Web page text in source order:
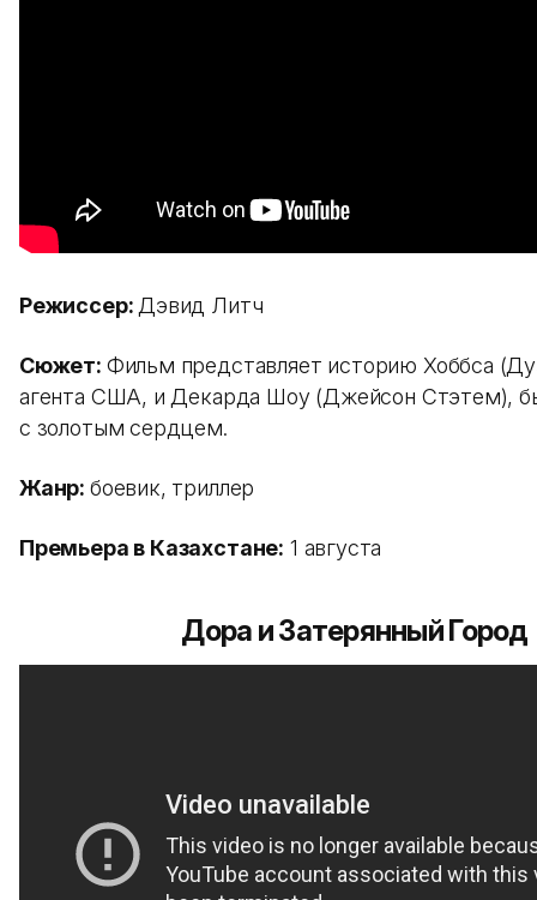
Режиссер: Дэвид Литч
Сюжет: Фильм представляет историю Хоббса
агента США, и Декарда Шоу (Джейсон Стэтем),
с золотым сердцем.
Жанр: боевик, триллер
Премьера в Казахстане: 1 августа
Дора и Затерянный Город